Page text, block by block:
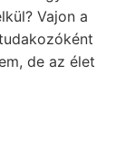
Vajon a
de az élet